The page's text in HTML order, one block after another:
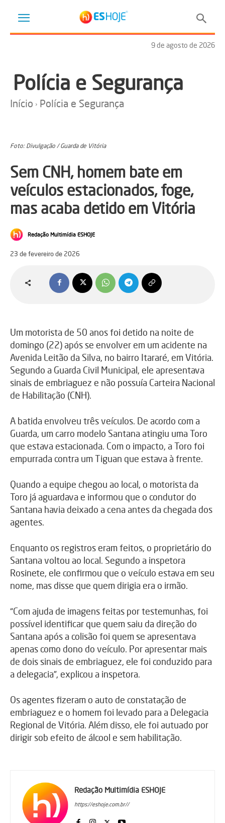
9 de agosto de 2026
Polícia e Segurança
Início Polícia e Segurança
Foto: Divulgação / Guarda de Vitória
Sem CNH, homem bate em
veículos estacionados, foge,
mas acaba detido em Vitória
Redação Multimídia ESHOJE
23 de fevereiro de 2026
Um motorista de 50 anos foi detido na noite de
domingo (22) após se envolver em um acidente na
Avenida Leitão da Silva, no bairro Itararé, em Vitória.
Segundo a Guarda Civil Municipal, ele apresentava
sinais de embriaguez e não possuía Carteira Nacional
de Habilitação (CNH).
A batida envolveu três veículos. De acordo com a
Guarda, um carro modelo Santana atingiu uma Toro
que estava estacionada. Com o impacto, a Toro foi
empurrada contra um Tiguan que estava à frente.
Quando a equipe chegou ao local, o motorista da
Toro já aguardava e informou que o condutor do
Santana havia deixado a cena antes da chegada dos
agentes.
Enquanto os registros eram feitos, o proprietário do
Santana voltou ao local. Segundo a inspetora
Rosinete, ele confirmou que o veículo estava em seu
nome, mas disse que quem dirigia era o irmão.
“Com ajuda de imagens feitas por testemunhas, foi
possível identificar que quem saiu da direção do
Santana após a colisão foi quem se apresentava
apenas como dono do veículo. Por apresentar mais
de dois sinais de embriaguez, ele foi conduzido para
a delegacia”, explicou a inspetora.
Os agentes fizeram o auto de constatação de
embriaguez e o homem foi levado para a Delegacia
Regional de Vitória. Além disso, ele foi autuado por
dirigir sob efeito de álcool e sem habilitação.
Redação Multimídia ESHOJE
https://eshoje.com.br//